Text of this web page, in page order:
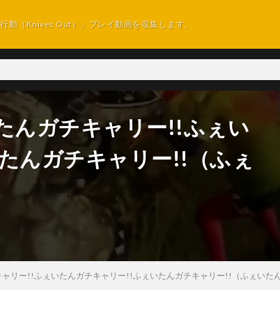
動（Knives Out）」プレイ動画を収集します。
んガチキャリー!!ふぇい
んガチキャリー!!（ふぇ
ャリー!!ふぇいたんガチキャリー!!ふぇいたんガチキャリー!!（ふぇいた